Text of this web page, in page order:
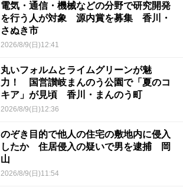
電気・通信・機械などの分野で研究開発
を行う人が対象 源内賞を募集 香川・
さぬき市
2026/8/9(日)12:41
丸いフォルムとライムグリーンが魅
力！ 国営讃岐まんのう公園で「夏のコ
キア」が見頃 香川・まんのう町
2026/8/9(日)12:36
のぞき目的で他人の住宅の敷地内に侵入
したか 住居侵入の疑いで男を逮捕 岡
山
2026/8/9(日)11:54